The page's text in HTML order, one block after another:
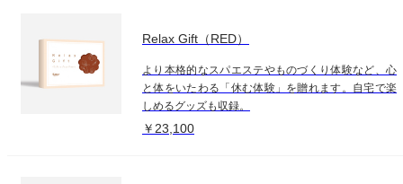
Relax Gift（RED）
より本格的なスパエステやものづくり体験など、心
と体をいたわる「休む体験」を贈れます。自宅で楽
しめるグッズも収録。
￥23,100